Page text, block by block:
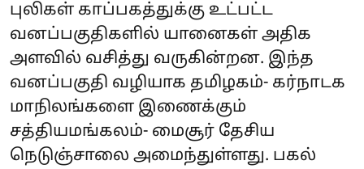
புலிகள் காப்பகத்துக்கு உட்பட்ட
வனப்பகுதிகளில் யானைகள் அதிக
அளவில் வசித்து வருகின்றன. இந்த
வனப்பகுதி வழியாக தமிழகம்- கர்நாடக
மாநிலங்களை இணைக்கும்
சத்தியமங்கலம்- மைசூர் தேசிய
நெடுஞ்சாலை அமைந்துள்ளது. பகல்